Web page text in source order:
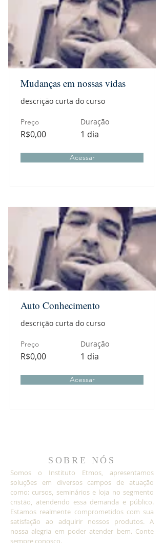
Mudanças em nossas vidas
descrição curta do curso
Preço
R$0,00
Duração
1 dia
Acessar
Auto Conhecimento
descrição curta do curso
Preço
R$0,00
Duração
1 dia
Acessar
SOBRE NÓS
Somos o Instituto Etmos, apresentamos
soluções em diversos campos de atuação
como: cursos, seminários e loja no segmento
cristão, atendendo essa demanda e público.
Estamos realmente comprometidos com sua
satisfação ao adquirir nossos produtos. A
nossa alegria em poder atender bem. Conte
sempre conosco.